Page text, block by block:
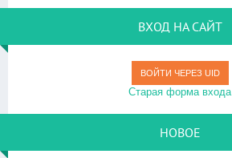
ВХОД НА САЙТ
ВОЙТИ ЧЕРЕЗ UID
Старая форма входа
НОВОЕ